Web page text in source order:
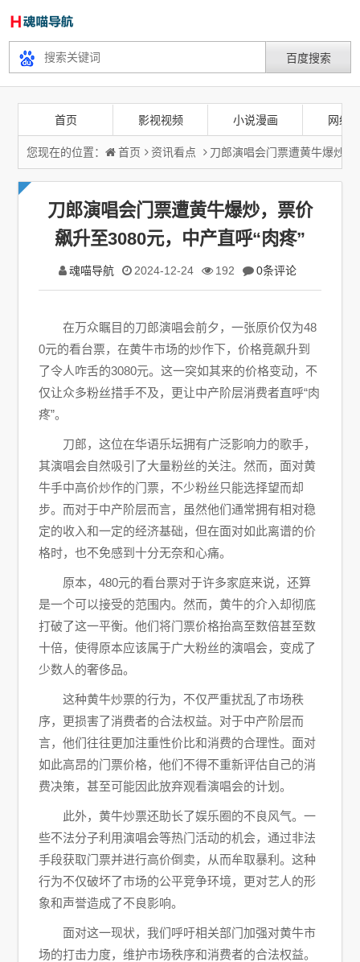
首页 影视视频 小说漫画 网络
您现在的位置： 首页 资讯看点 刀郎演唱会门票遭黄牛爆炒
刀郎演唱会门票遭黄牛爆炒，票价
飙升至3080元，中产直呼“肉疼”
魂喵导航 2024-12-24 192 0条评论
在万众瞩目的刀郎演唱会前夕，一张原价仅为48
0元的看台票，在黄牛市场的炒作下，价格竟飙升到
了令人咋舌的3080元。这一突如其来的价格变动，不
仅让众多粉丝措手不及，更让中产阶层消费者直呼“肉
疼”。
刀郎，这位在华语乐坛拥有广泛影响力的歌手，
其演唱会自然吸引了大量粉丝的关注。然而，面对黄
牛手中高价炒作的门票，不少粉丝只能选择望而却
步。而对于中产阶层而言，虽然他们通常拥有相对稳
定的收入和一定的经济基础，但在面对如此离谱的价
格时，也不免感到十分无奈和心痛。
原本，480元的看台票对于许多家庭来说，还算
是一个可以接受的范围内。然而，黄牛的介入却彻底
打破了这一平衡。他们将门票价格抬高至数倍甚至数
十倍，使得原本应该属于广大粉丝的演唱会，变成了
少数人的奢侈品。
这种黄牛炒票的行为，不仅严重扰乱了市场秩
序，更损害了消费者的合法权益。对于中产阶层而
言，他们往往更加注重性价比和消费的合理性。面对
如此高昂的门票价格，他们不得不重新评估自己的消
费决策，甚至可能因此放弃观看演唱会的计划。
此外，黄牛炒票还助长了娱乐圈的不良风气。一
些不法分子利用演唱会等热门活动的机会，通过非法
手段获取门票并进行高价倒卖，从而牟取暴利。这种
行为不仅破坏了市场的公平竞争环境，更对艺人的形
象和声誉造成了不良影响。
面对这一现状，我们呼吁相关部门加强对黄牛市
场的打击力度，维护市场秩序和消费者的合法权益。